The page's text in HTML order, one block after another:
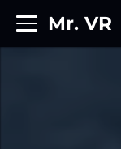
Mr. VR